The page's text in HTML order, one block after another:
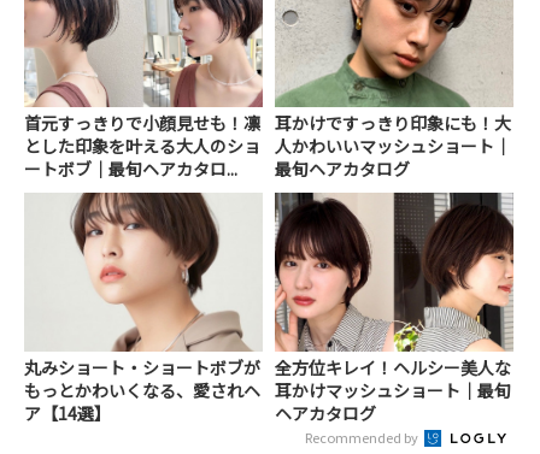
首元すっきりで小顔見せも！凛
とした印象を叶える大人のショ
ートボブ｜最旬ヘアカタロ...
耳かけですっきり印象にも！大
人かわいいマッシュショート｜
最旬ヘアカタログ
丸みショート・ショートボブが
もっとかわいくなる、愛されヘ
ア【14選】
全方位キレイ！ヘルシー美人な
耳かけマッシュショート｜最旬
ヘアカタログ
Recommended by